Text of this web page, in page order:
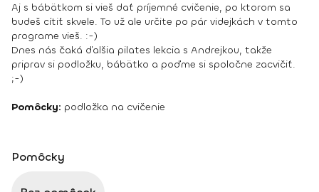
Aj s bábätkom si vieš dať príjemné cvičenie, po ktorom sa
budeš cítiť skvele. To už ale určite po pár videjkách v tomto
programe vieš. :-)
Dnes nás čaká ďalšia pilates lekcia s Andrejkou, takže
priprav si podložku, bábätko a poďme si spoločne zacvičiť.
;-)
Pomôcky: podložka na cvičenie
Pomôcky